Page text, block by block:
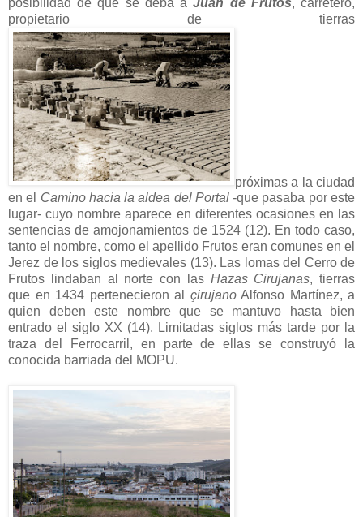
propietario de tierras
próximas a la ciudad
en el Camino hacia la aldea del Portal-que pasaba por este
lugar- cuyo nombre aparece en diferentes ocasiones en las
sentencias de amojonamientos de 1524 (12). En todo caso,
tanto el nombre, como el apellido Frutos eran comunes en el
Jerez de los siglos medievales (13). Las lomas del Cerro de
Frutos lindaban al norte con las Hazas Cirujanas, tierras
que en 1434 pertenecieron al çirujanoAlfonso Martínez, a
quien deben este nombre que se mantuvo hasta bien
entrado el siglo XX (14). Limitadas siglos más tarde por la
traza del Ferrocarril, en parte de ellas se construyó la
conocida barriada del MOPU.